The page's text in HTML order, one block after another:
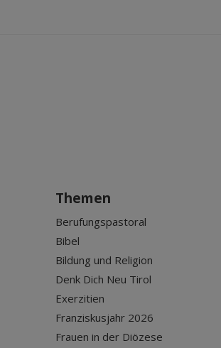
Themen
Berufungspastoral
Bibel
Bildung und Religion
Denk Dich Neu Tirol
Exerzitien
Franziskusjahr 2026
Frauen in der Diözese